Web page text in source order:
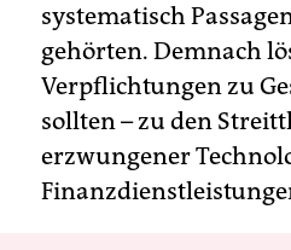
systematisch
gehörten. Demnach
Verpflichtungen zu
sollten – zu den
erzwungener